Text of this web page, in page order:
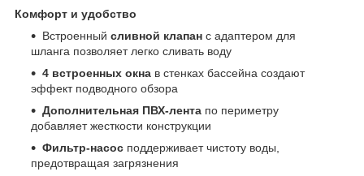
Комфорт и удобство
Встроенный сливной клапан с адаптером для
шланга позволяет легко сливать воду
4 встроенных окна в стенках бассейна создают
эффект подводного обзора
Дополнительная ПВХ-лента по периметру
добавляет жесткости конструкции
Фильтр-насос поддерживает чистоту воды,
предотвращая загрязнения